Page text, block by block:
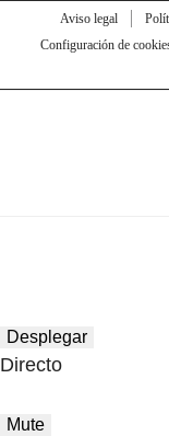
Aviso legal
Configuración de
Desplegar
Directo
Mute